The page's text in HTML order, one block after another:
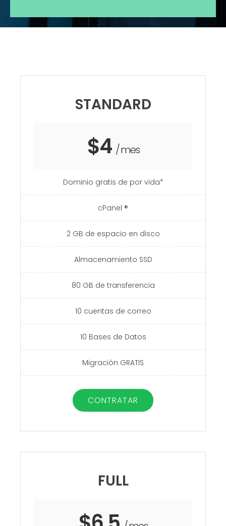
STANDARD
$4 / mes
Dominio gratis de por vida*
cPanel ®
2 GB de espacio en disco
Almacenamiento SSD
80 GB de transferencia
10 cuentas de correo
10 Bases de Datos
Migración GRATIS
CONTRATAR
FULL